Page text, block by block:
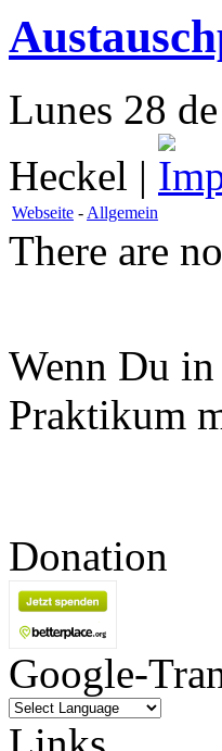
Lunes 28
Heckel |
Webseite - Allgemein
There are
Wenn Du
Praktikum
Donation
Google-